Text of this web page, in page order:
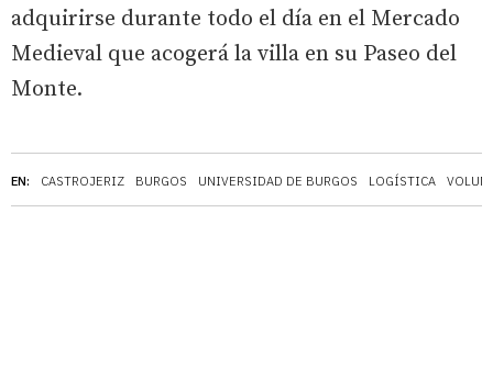
EN: CASTROJERIZ BURGOS UNIVERSIDAD DE BURGOS LOGÍSTICA
adquirirse durante todo el día en el Mercado
Medieval que acogerá la villa en su Paseo del
Monte.